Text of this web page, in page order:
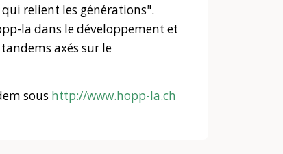
relient les générations".
la dans le développement et
axés sur le
sous http://www.hopp-la.ch